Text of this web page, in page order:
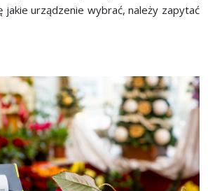
jakie urządzenie wybrać, należy zapytać